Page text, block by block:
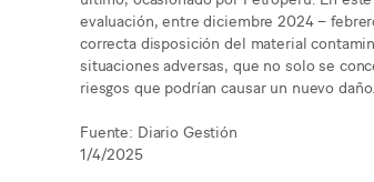
evaluación, entre diciembre 2024 –
correcta disposición del material
situaciones adversas, que no solo se
riesgos que podrían causar un nuevo daño.
Fuente: Diario Gestión
1/4/2025